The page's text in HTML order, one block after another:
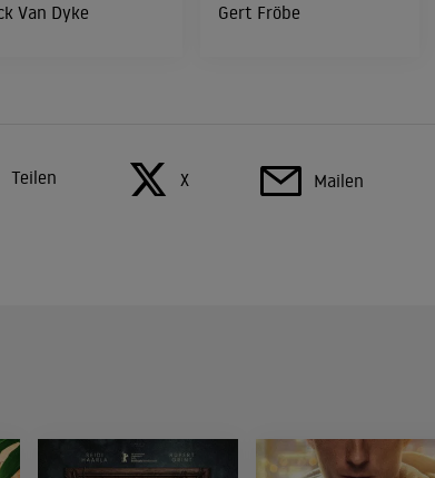
Van Dyke Gert Fröbe
Teilen X Mailen